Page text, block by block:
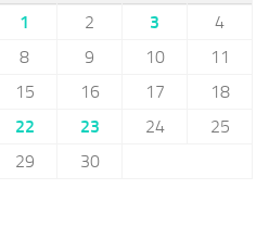
1
2 3
4
8 9 10
11
15 16 17
18
22 23 24
25
29
30